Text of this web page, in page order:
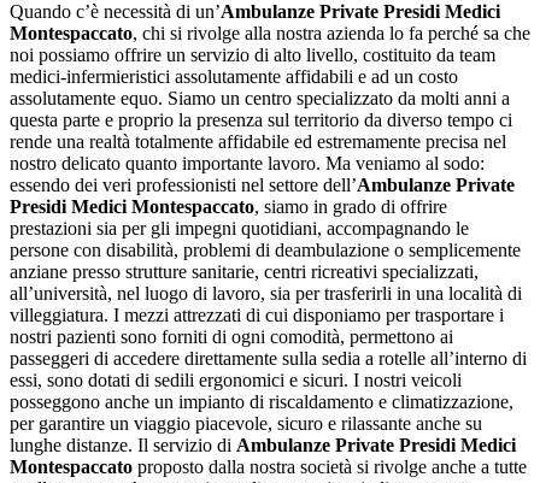
Quando c’è necessità di un’Ambulanze Private Presidi Medici
Montespaccato, chi si rivolge alla nostra azienda lo fa perché sa che
noi possiamo offrire un servizio di alto livello, costituito da team
medici-infermieristici assolutamente affidabili e ad un costo
assolutamente equo. Siamo un centro specializzato da molti anni a
questa parte e proprio la presenza sul territorio da diverso tempo ci
rende una realtà totalmente affidabile ed estremamente precisa nel
nostro delicato quanto importante lavoro. Ma veniamo al sodo:
essendo dei veri professionisti nel settore dell’Ambulanze Private
Presidi Medici Montespaccato, siamo in grado di offrire
prestazioni sia per gli impegni quotidiani, accompagnando le
persone con disabilità, problemi di deambulazione o semplicemente
anziane presso strutture sanitarie, centri ricreativi specializzati,
all’università, nel luogo di lavoro, sia per trasferirli in una località di
villeggiatura. I mezzi attrezzati di cui disponiamo per trasportare i
nostri pazienti sono forniti di ogni comodità, permettono ai
passeggeri di accedere direttamente sulla sedia a rotelle all’interno di
essi, sono dotati di sedili ergonomici e sicuri. I nostri veicoli
posseggono anche un impianto di riscaldamento e climatizzazione,
per garantire un viaggio piacevole, sicuro e rilassante anche su
lunghe distanze. Il servizio di Ambulanze Private Presidi Medici
Montespaccato proposto dalla nostra società si rivolge anche a tutte